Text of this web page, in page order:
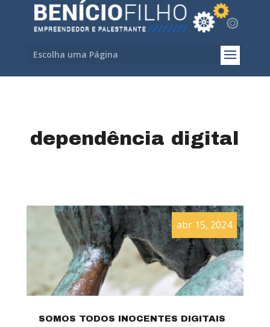
Escolha uma Página
dependência digital
SOMOS TODOS INOCENTES DIGITAIS
abr 15, 2024